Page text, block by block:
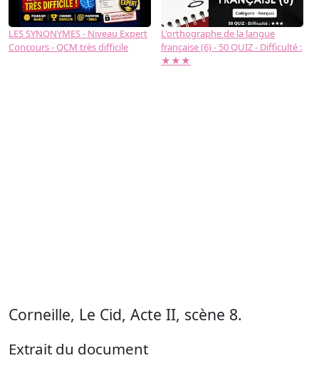
LES SYNONYMES - Niveau Expert
Concours - QCM très difficile
L'orthographe de la langue
française (6) - 50 QUIZ - Difficulté :
★★★
Corneille, Le Cid, Acte II, scène 8.
Extrait du document